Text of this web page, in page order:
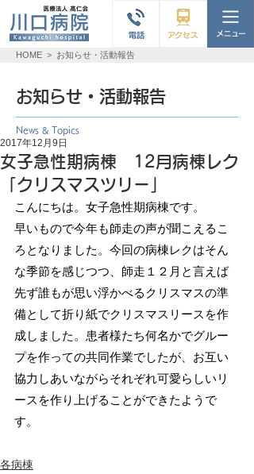
HOME > お知らせ・活動報告
お知らせ・活動報告
News & Topics
女子急性期病棟 12月病棟レク
「クリスマスツリー」
2017年12月9日
こんにちは。女子急性期病棟です。
早いもので今年も師走の声が聞こえるこ
ろとなりました。今回の病棟レクはそん
な季節を感じつつ、師走１２月と言えば
先ず誰もが思い浮かべるクリスマスの準
備として折り紙でクリスマスリースを作
成しました。患者様たち何名かでグルー
プを作っての共同作業でしたが、お互い
協力しあいながらそれぞれ可愛らしいリ
ースを作り上げることができたようで
す。
各病棟